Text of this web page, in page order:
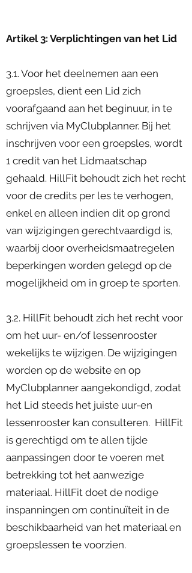
Artikel 3: Verplichtingen van het Lid
3.1. Voor het deelnemen aan een
groepsles, dient een Lid zich
voorafgaand aan het beginuur, in te
schrijven via MyClubplanner. Bij het
inschrijven voor een groepsles, wordt
1 credit van het Lidmaatschap
gehaald. HillFit behoudt zich het recht
voor de credits per les te verhogen,
enkel en alleen indien dit op grond
van wijzigingen gerechtvaardigd is,
waarbij door overheidsmaatregelen
beperkingen worden gelegd op de
mogelijkheid om in groep te sporten.
3.2. HillFit behoudt zich het recht voor
om het uur- en/of lessenrooster
wekelijks te wijzigen. De wijzigingen
worden op de website en op
MyClubplanner aangekondigd, zodat
het Lid steeds het juiste uur-en
lessenrooster kan consulteren. HillFit
is gerechtigd om te allen tijde
aanpassingen door te voeren met
betrekking tot het aanwezige
materiaal. HillFit doet de nodige
inspanningen om continuïteit in de
beschikbaarheid van het materiaal en
groepslessen te voorzien.